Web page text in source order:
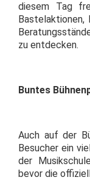
diesem Tag
Bastelaktionen,
zu entdecken.
Buntes
Auch auf der
Besucher ein
der
bevor die